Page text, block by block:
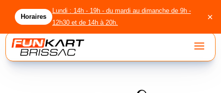
Horaires
Lundi : 14h - 19h - du mardi au dimanche de 9h -
12h30 et de 14h à 20h.
×